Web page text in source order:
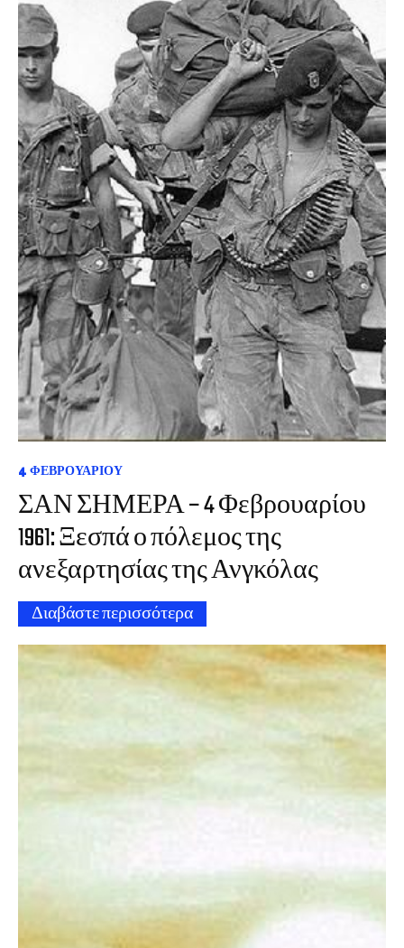
4 ΦΕΒΡΟΥΑΡΊΟΥ
ΣΑΝ ΣΗΜΕΡΑ – 4 Φεβρουαρίου
1961: Ξεσπά ο πόλεμος της
ανεξαρτησίας της Ανγκόλας
Διαβάστε περισσότερα